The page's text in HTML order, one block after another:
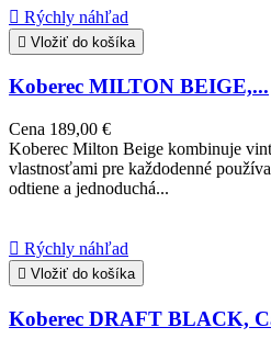
 Rýchly náhľad
 Vložiť do košíka
Koberec MILTON BEIGE,...
Cena 189,00 €
Koberec Milton Beige kombinuje
vlastnosťami pre každodenné
odtiene a jednoduchá...
 Rýchly náhľad
 Vložiť do košíka
Koberec DRAFT BLACK,